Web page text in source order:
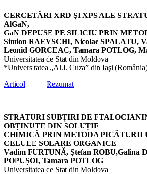
CERCETĂRI XRD ȘI XPS ALE
AlGaN,
GaN DEPUSE PE SILICIU PRIN
Simion RAEVSCHI, Nicolae SPALATU,
Leonid GORCEAC, Tamara POTLOG,
Universitatea de Stat din Moldova
*Universitatea „Al.I. Cuza” din Iaşi (România)
Articol
Rezumat
STRATURI SUBȚIRI DE
OBȚINUTE DIN SOLUȚIE
CHIMICĂ PRIN METODA PICĂTURII
CELULE SOLARE ORGANICE
Vadim FURTUNĂ, Ștefan ROBU,Galina
POPUȘOI, Tamara POTLOG
Universitatea de Stat din Moldova